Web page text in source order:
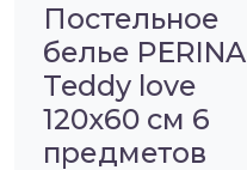
Постельное
белье PERINA
Teddy love
120х60 см 6
предметов